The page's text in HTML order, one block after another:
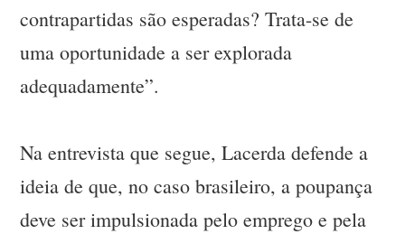
contrapartidas são esperadas? Trata-se de
uma oportunidade a ser explorada
adequadamente”.
Na entrevista que segue, Lacerda defende a
ideia de que, no caso brasileiro, a poupança
deve ser impulsionada pelo emprego e pela